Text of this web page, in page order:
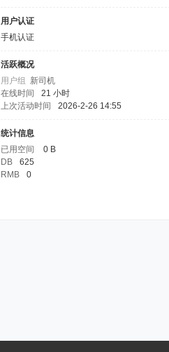
用户认证
手机认证
活跃概况
用户组 新司机
在线时间
21 小时
上次活动时间
2026-2-26 14:55
统计信息
已用空间
0 B
DB
625
RMB
0